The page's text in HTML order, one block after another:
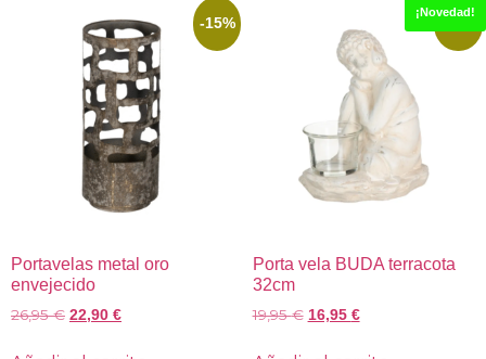
-15%
Portavelas metal oro
envejecido
26,95€ 22,90 €
¡Novedad!
Porta vela BUDA terracota
32cm
19,95€ 16,95 €